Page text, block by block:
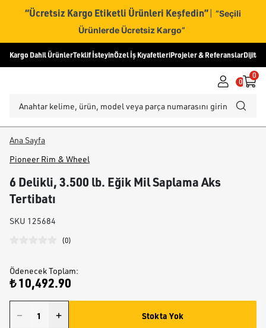
“Ücretsiz Kargo Etiketli Ürünleri Keşfedin” | “Seçili
Ürünlerde Ücretsiz Kargo”
Kargo Dahil ÜrünlerTeklif İsteyinÖzel İş KıyafetleriProjeler & ReferanslarDijital
0
0
Ana Sayfa
Pioneer Rim & Wheel
6 Delikli, 3.500 lb. Eğik Mil Saplama Aks
Tertibatı
SKU 125684
(0)
Ödenecek Toplam:
₺ 10,492.90
Stokta Yok